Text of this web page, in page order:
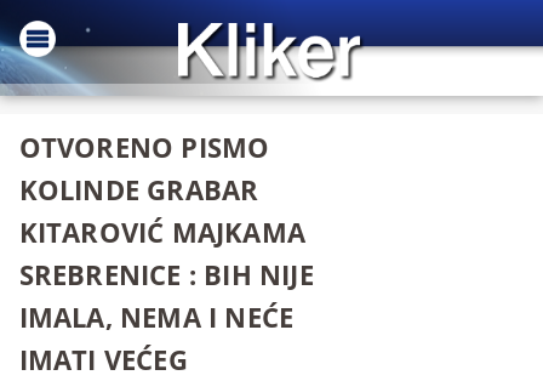
OTVORENO PISMO
KOLINDE GRABAR
KITAROVIĆ MAJKAMA
SREBRENICE : BIH NIJE
IMALA, NEMA I NEĆE
IMATI VEĆEG